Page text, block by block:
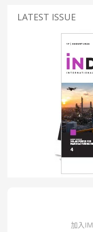
LATEST ISSUE
加入